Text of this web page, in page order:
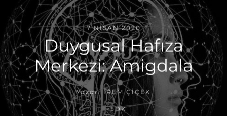
7 NISAN 2020
Duygusal Hafıza
Merkezi: Amigdala
Yazar: İREM ÇIÇEK
~5DK